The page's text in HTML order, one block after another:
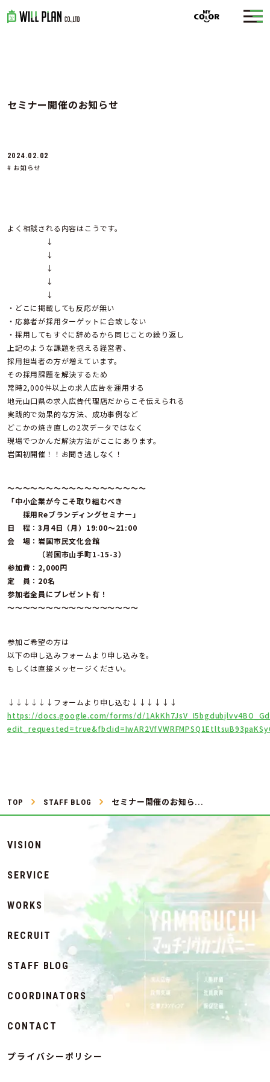
セミナー開催のお知らせ
2024.02.02
# お知らせ
よく相談される内容はこうです。
↓
↓
↓
↓
↓
・どこに掲載しても反応が無い
・応募者が採用ターゲットに合致しない
・採用してもすぐに辞めるから同じことの繰り返し
上記のような課題を抱える経営者、
採用担当者の方が増えています。
その採用課題を解決するため
常時2,000件以上の求人広告を運用する
地元山口県の求人広告代理店だからこそ伝えられる
実践的で効果的な方法、成功事例など
どこかの焼き直しの2次データではなく
現場でつかんだ解決方法がここにあります。
岩国初開催！！お聞き逃しなく！
～～～～～～～～～～～～～～～～～～
「中小企業が今こそ取り組むべき
採用Reブランディングセミナー」
日 程：3月4日（月）19:00～21:00
会 場：岩国市民文化会館
（岩国市山手町1-15-3）
参加費：2,000円
定 員：20名
参加者全員にプレゼント有！
～～～～～～～～～～～～～～～～～
参加ご希望の方は
以下の申し込みフォームより申し込みを。
もしくは直接メッセージください。
↓↓↓↓↓↓フォームより申し込む↓↓↓↓↓↓
https://docs.google.com/forms/d/
TOP STAFF BLOG セミナー開催のお知ら...
VISION
SERVICE
WORKS
RECRUIT
STAFF BLOG
COORDINATORS
CONTACT
プライバシーポリシー